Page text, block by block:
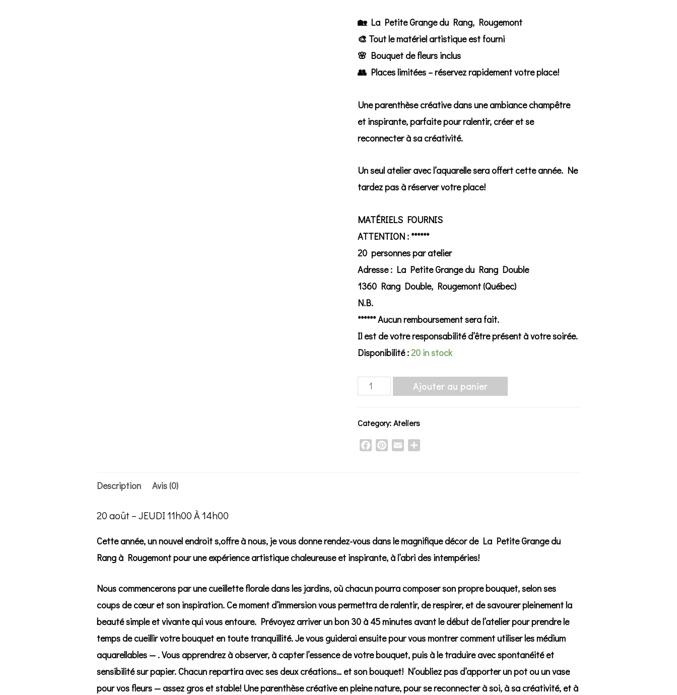
🏡 La Petite Grange du Rang, Rougemont
🎨 Tout le matériel artistique est fourni
🌸 Bouquet de fleurs inclus
👥 Places limitées – réservez rapidement votre place!
Une parenthèse créative dans une ambiance champêtre
et inspirante, parfaite pour ralentir, créer et se
reconnecter à sa créativité.
Un seul atelier avec l’aquarelle sera offert cette année. Ne
tardez pas à réserver votre place!
MATÉRIELS FOURNIS
ATTENTION : ******
20 personnes par atelier
Adresse : La Petite Grange du Rang Double
1360 Rang Double, Rougemont (Québec)
N.B.
****** Aucun remboursement sera fait.
Il est de votre responsabilité d’être présent à votre soirée.
Disponibilité :20 in stock
Atelier
libres,
au
aquarelle
20
août
-
JEUDI
11h00
À
14h00
quantity
Ajouter au panier
Category:Ateliers
FacebookPinterest
Email
Description Avis (0)
20 août – JEUDI 11h00 À 14h00
Cette année, un nouvel endroit s,offre à nous, je vous donne rendez-vous dans le magnifique décor de La Petite Grange du
Rang à Rougemontpour une expérience artistique chaleureuse et inspirante, à l’abri des intempéries!
Nous commencerons par une cueillette florale dans les jardins, où chacun pourra composer son propre bouquet, selon ses
coups de cœur et son inspiration. Ce moment d’immersion vous permettra de ralentir, de respirer, et de savourer pleinement la
beauté simple et vivante qui vous entoure. Prévoyez arriver un bon 30 à 45 minutes avant le début de l’atelier pour prendre le
temps de cueillir votre bouquet en toute tranquillité. Je vous guiderai ensuite pour vous montrer comment utiliser les médium
aquarellables — . Vous apprendrez à observer, à capter l’essence de votre bouquet, puis à le traduire avec spontanéité et
sensibilité sur papier. Chacun repartira avec ses deux créations… et son bouquet! N’oubliez pas d’apporter un pot ou un vase
pour vos fleurs — assez gros et stable! Une parenthèse créative en pleine nature, pour se reconnecter à soi, à sa créativité, et à